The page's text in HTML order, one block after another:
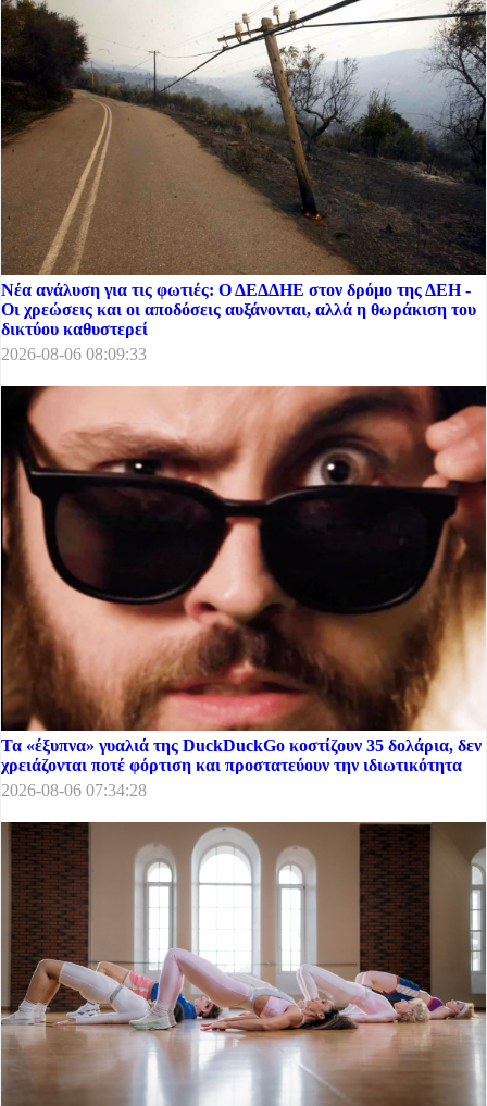
Νέα ανάλυση για τις φωτιές: Ο ΔΕΔΔΗΕ στον δρόμο της ΔΕΗ -
Οι χρεώσεις και οι αποδόσεις αυξάνονται, αλλά η θωράκιση του
δικτύου καθυστερεί
2026-08-06 08:09:33
Τα «έξυπνα» γυαλιά της DuckDuckGo κοστίζουν 35 δολάρια, δεν
χρειάζονται ποτέ φόρτιση και προστατεύουν την ιδιωτικότητα
2026-08-06 07:34:28